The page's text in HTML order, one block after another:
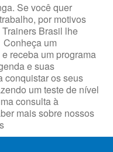
Se você quer
por motivos
Brasil lhe
um
receba um programa
e suas
conquistar os seus
um teste de nível
consulta à
mais sobre nossos